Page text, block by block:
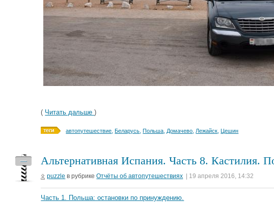
( Читать дальше)
автопутешествие ,Беларусь ,Польша Домачево Лежайск ,Цешин
Альтернативная Испания. Часть 8. Кастилия.
puzzle в рубрикеОтчёты об автопутешествиях | 19 апреля 2016, 14:32
Часть 1. Польша: остановки по принуждению.
—